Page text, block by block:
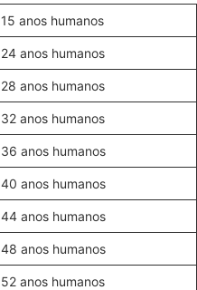
15 anos humanos
24 anos humanos
28 anos humanos
32 anos humanos
36 anos humanos
40 anos humanos
44 anos humanos
48 anos humanos
52 anos humanos